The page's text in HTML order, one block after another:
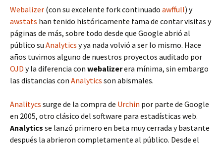
Webalizer (con su excelente fork continuado awffull) y
awstats han tenido históricamente fama de contar visitas y
páginas de más, sobre todo desde que Google abrió al
público su Analytics y ya nada volvió a ser lo mismo. Hace
años tuvimos alguno de nuestros proyectos auditado por
OJD y la diferencia con webalizerera mínima, sin embargo
las distancias con Analytics son abismales.
Analitycs surge de la compra de Urchin por parte de Google
en 2005, otro clásico del software para estadísticas web.
Analytics se lanzó primero en beta muy cerrada y bastante
después la abrieron completamente al público. Desde el